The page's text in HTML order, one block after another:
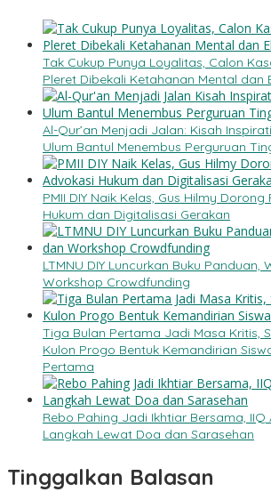
Tak Cukup Punya Loyalitas, Calon
Pleret Dibekali Ketahanan Mental dan
Al-Qur’an Menjadi Jalan: Kisah
Ulum Bantul Menembus Perguruan
PMII DIY Naik Kelas, Gus Hilmy
Hukum dan Digitalisasi Gerakan
LTMNU DIY Luncurkan Buku Panduan,
Workshop Crowdfunding
Tiga Bulan Pertama Jadi Masa Kritis,
Kulon Progo Bentuk Kemandirian
Pertama
Rebo Pahing Jadi Ikhtiar Bersama, IIQ
Langkah Lewat Doa dan Sarasehan
Tinggalkan Balasan